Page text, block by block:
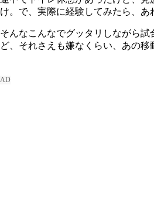
け。で、実際に経験してみたら、あ
そんなこんなでグッタリしながら
ど、それさえも嫌なくらい、あの移